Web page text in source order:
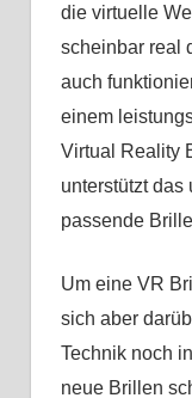
die virtuelle
scheinbar real
auch
einem
Virtual Reality
unterstützt das
passende
Um eine VR
sich aber
Technik noch
neue Brillen